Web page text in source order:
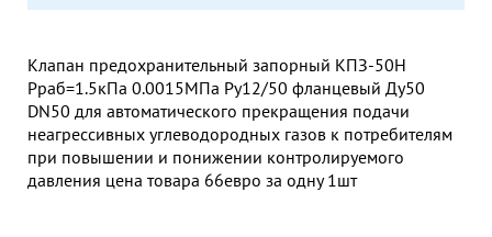
Клапан предохранительный запорный КПЗ-50Н
Pраб=1.5кПа 0.0015МПа Ру12/50 фланцевый Ду50
DN50 для автоматического прекращения подачи
неагрессивных углеводородных газов к потребителям
при повышении и понижении контролируемого
давления цена товара 66евро за одну 1шт